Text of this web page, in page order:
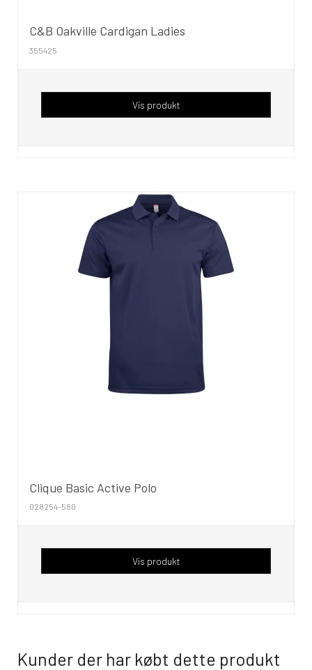
C&B Oakville Cardigan Ladies
355425
Vis produkt
Clique Basic Active Polo
028254-580
Vis produkt
Kunder der har købt dette produkt